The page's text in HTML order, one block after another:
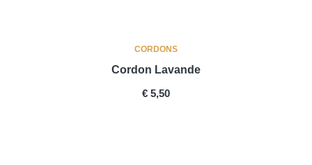
CORDONS
Cordon Lavande
PRICE
€ 5,50